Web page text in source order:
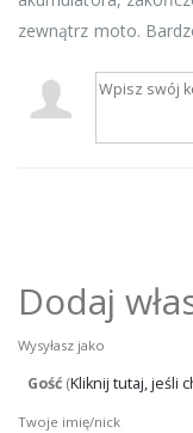
zewnątrz moto.
Dodaj
Wysyłasz jako
Gość (Kliknij tutaj, jeśli
Twoje imię/nick